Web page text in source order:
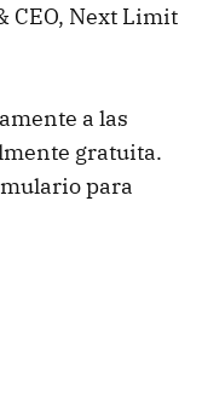
CEO, Next Limit
a las
gratuita.
para